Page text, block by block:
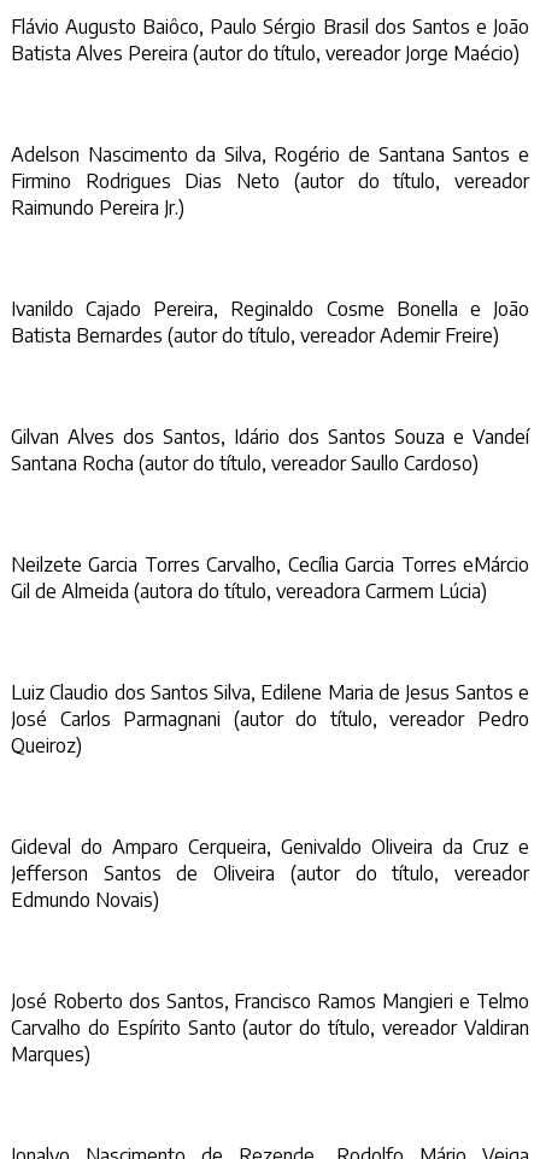
Flávio Augusto Baiôco, Paulo Sérgio Brasil dos Santos e João
Batista Alves Pereira (autor do título, vereador Jorge Maécio)
Adelson Nascimento da Silva, Rogério de Santana Santos e
Firmino Rodrigues Dias Neto (autor do título, vereador
Raimundo Pereira Jr.)
Ivanildo Cajado Pereira, Reginaldo Cosme Bonella e João
Batista Bernardes (autor do título, vereador Ademir Freire)
Gilvan Alves dos Santos, Idário dos Santos Souza e Vandeí
Santana Rocha (autor do título, vereador Saullo Cardoso)
Neilzete Garcia Torres Carvalho, Cecília Garcia Torres eMárcio
Gil de Almeida (autora do título, vereadora Carmem Lúcia)
Luiz Claudio dos Santos Silva, Edilene Maria de Jesus Santos e
José Carlos Parmagnani (autor do título, vereador Pedro
Queiroz)
Gideval do Amparo Cerqueira, Genivaldo Oliveira da Cruz e
Jefferson Santos de Oliveira (autor do título, vereador
Edmundo Novais)
José Roberto dos Santos, Francisco Ramos Mangieri e Telmo
Carvalho do Espírito Santo (autor do título, vereador Valdiran
Marques)